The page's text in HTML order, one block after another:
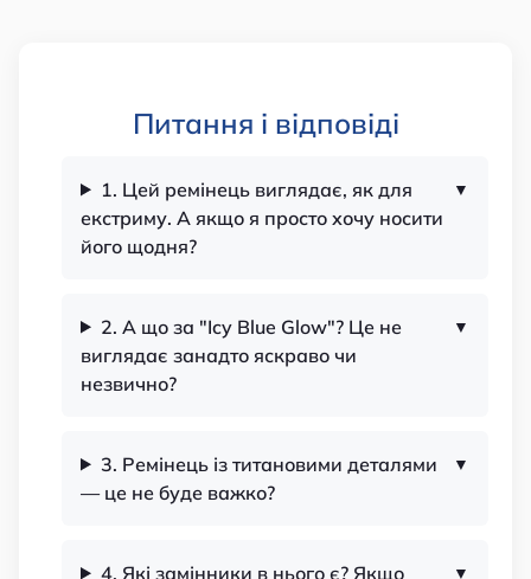
Питання і відповіді
1. Цей ремінець виглядає, як для
екстриму. А якщо я просто хочу носити
його щодня?
2. А що за "Icy Blue Glow"? Це не
виглядає занадто яскраво чи
незвично?
3. Ремінець із титановими деталями
— це не буде важко?
4. Які замінники в нього є? Якщо